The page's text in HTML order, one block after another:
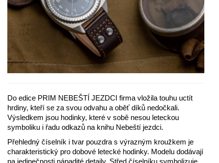
Do edice PRIM NEBEŠTÍ JEZDCI firma vložila touhu uctít
hrdiny, kteří se za svou odvahu a oběť díků nedočkali.
Výsledkem jsou hodinky, které v sobě nesou leteckou
symboliku i řadu odkazů na knihu Nebeští jezdci.
Přehledný číselník i tvar pouzdra s výrazným kroužkem je
charakteristický pro dobové letecké hodinky. Modelu dodávají
na jedinečnosti nápadité detaily. Střed číselníku symbolizuje